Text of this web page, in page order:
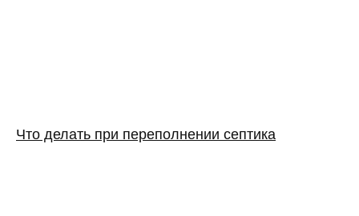
Что делать при переполнении септика